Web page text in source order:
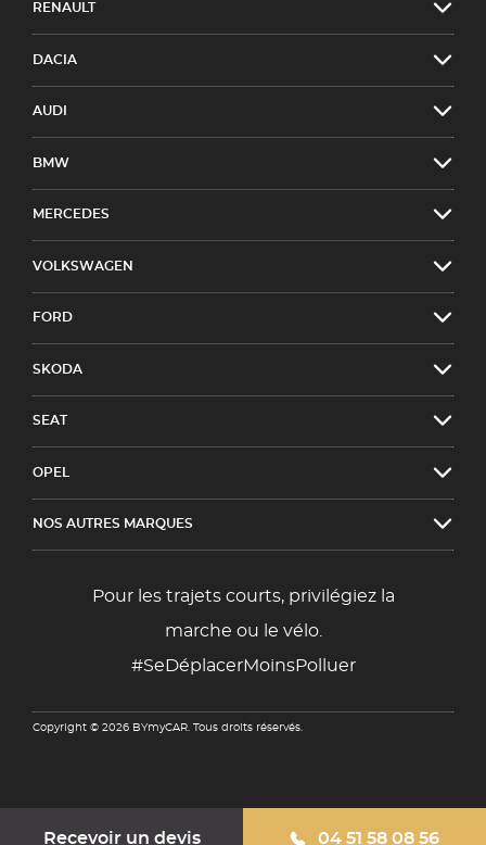
Recevoir un devis 04 51 58 08 56
RENAULT
DACIA
AUDI
BMW
MERCEDES
VOLKSWAGEN
FORD
SKODA
SEAT
OPEL
NOS AUTRES MARQUES
Pour les trajets courts, privilégiez la
marche ou le vélo.
#SeDéplacerMoinsPolluer
Copyright © 2026 BYmyCAR. Tous droits réservés.